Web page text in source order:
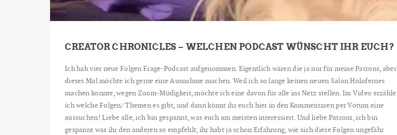
CREATOR CHRONICLES – WELCHEN PODCAST WÜNSCHT IHR EUCH?
Ich hab vier neue Folgen Frage-Podcast aufgenommen. Eigentlich wären die ja nur für meine Patrons, aber
dieses Mal möchte ich gerne eine Ausnahme machen. Weil ich so lange keinen neuen Salon Holofernes
machen konnte, wegen Zoom-Müdigkeit, möchte ich eine davon für alle ins Netz stellen. Im Video erzähle
ich welche Folgen/ Themen es gibt, und dann könnt ihr euch hier in den Kommentaren per Votum eine
aussuchen! Liebe alle, ich bin gespannt, was euch am meisten interessiert. Und liebe Patrons, ich bin
gespannt was ihr den anderen so empfehlt, ihr habt ja schon Erfahrung, wie sich diese Folgen ungefähr